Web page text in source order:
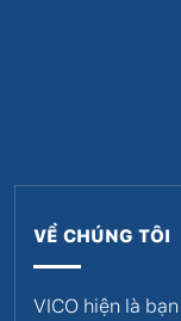
VỀ CHÚNG TÔI
VICO hiện là